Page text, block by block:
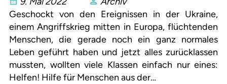
Geschockt von den Ereignissen in der Ukraine,
einem Angriffskrieg mitten in Europa, flüchtenden
Menschen, die gerade noch ein ganz normales
Leben geführt haben und jetzt alles zurücklassen
mussten, wollten viele Klassen einfach nur eines:
Helfen! Hilfe für Menschen aus der…